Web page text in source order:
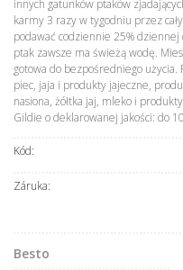
innych gatunków ptaków
karmy 3 razy w tygodniu przez
podawać codziennie 25%
ptak zawsze ma świeżą wodę.
gotowa do bezpośredniego użycia.
piec, jaja i produkty jajeczne,
nasiona, żółtka jaj, mleko i
Gildie o deklarowanej jakości: do
Kód:
Záruka:
Besto